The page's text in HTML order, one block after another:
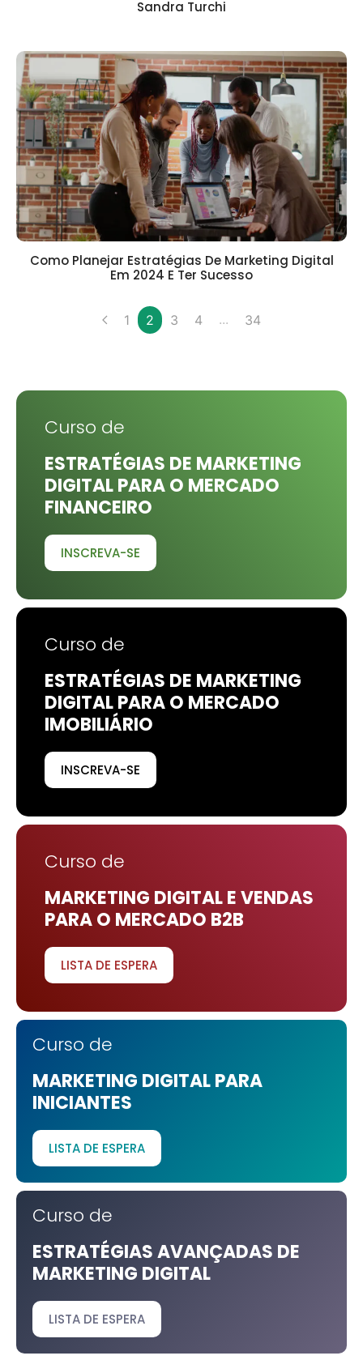
Sandra Turchi
Como Planejar Estratégias De Marketing Digital
Em 2024 E Ter Sucesso
1 2 3 4 ... 34
Curso de
ESTRATÉGIAS DE MARKETING
DIGITAL PARA O MERCADO
FINANCEIRO
INSCREVA-SE
Curso de
ESTRATÉGIAS DE MARKETING
DIGITAL PARA O MERCADO
IMOBILIÁRIO
INSCREVA-SE
Curso de
MARKETING DIGITAL E VENDAS
PARA O MERCADO B2B
LISTA DE ESPERA
Curso de
MARKETING DIGITAL PARA
INICIANTES
LISTA DE ESPERA
Curso de
ESTRATÉGIAS AVANÇADAS DE
MARKETING DIGITAL
LISTA DE ESPERA